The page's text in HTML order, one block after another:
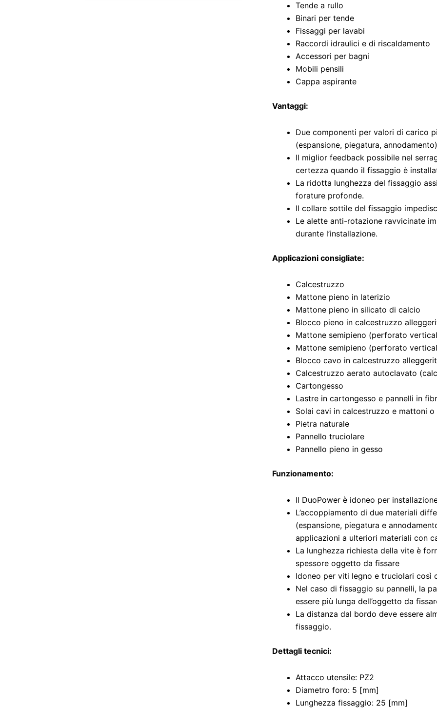
Tende a rullo
Binari per tende
Fissaggi per lavabi
Raccordi idraulici e di riscaldamento
Accessori per bagni
Mobili pensili
Cappa aspirante
Vantaggi:
Due componenti per valori di carico
(espansione, piegatura,
Il miglior feedback possibile nel
certezza quando il fissaggio è
La ridotta lunghezza del fissaggio
forature profonde.
Il collare sottile del fissaggio
Le alette anti-rotazione ravvicinate
durante l’installazione.
Applicazioni consigliate:
Calcestruzzo
Mattone pieno in laterizio
Mattone pieno in silicato di calcio
Blocco pieno in calcestruzzo
Mattone semipieno (perforato
Mattone semipieno (perforato
Blocco cavo in calcestruzzo
Calcestruzzo aerato autoclavato
Cartongesso
Lastre in cartongesso e pannelli in
Solai cavi in calcestruzzo e mattoni o
Pietra naturale
Pannello truciolare
Pannello pieno in gesso
Funzionamento:
Il DuoPower è idoneo per
L’accoppiamento di due materiali
(espansione, piegatura e
applicazioni a ulteriori materiali con
La lunghezza richiesta della vite è
spessore oggetto da fissare
Idoneo per viti legno e truciolari
Nel caso di fissaggio su pannelli, la
essere più lunga dell’oggetto da
La distanza dal bordo deve essere
fissaggio.
Dettagli tecnici:
Attacco utensile: PZ2
Diametro foro: 5 [mm]
Lunghezza fissaggio: 25 [mm]